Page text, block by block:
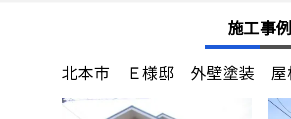
施工事例
北本市 Ｅ様邸 外壁塗装 屋